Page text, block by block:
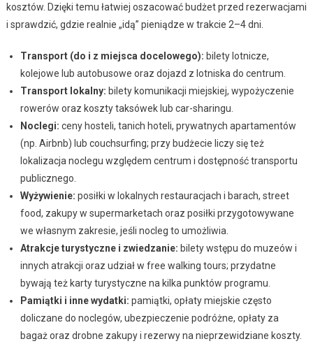
kosztów. Dzięki temu łatwiej oszacować budżet przed rezerwacjami
i sprawdzić, gdzie realnie „idą” pieniądze w trakcie 2–4 dni.
Transport (do i z miejsca docelowego): bilety lotnicze,
kolejowe lub autobusowe oraz dojazd z lotniska do centrum.
Transport lokalny: bilety komunikacji miejskiej, wypożyczenie
rowerów oraz koszty taksówek lub car-sharingu.
Noclegi: ceny hosteli, tanich hoteli, prywatnych apartamentów
(np. Airbnb) lub couchsurfing; przy budżecie liczy się też
lokalizacja noclegu względem centrum i dostępność transportu
publicznego.
Wyżywienie: posiłki w lokalnych restauracjach i barach, street
food, zakupy w supermarketach oraz posiłki przygotowywane
we własnym zakresie, jeśli nocleg to umożliwia.
Atrakcje turystyczne i zwiedzanie: bilety wstępu do muzeów i
innych atrakcji oraz udział w free walking tours; przydatne
bywają też karty turystyczne na kilka punktów programu.
Pamiątki i inne wydatki: pamiątki, opłaty miejskie często
doliczane do noclegów, ubezpieczenie podróżne, opłaty za
bagaż oraz drobne zakupy i rezerwy na nieprzewidziane koszty.